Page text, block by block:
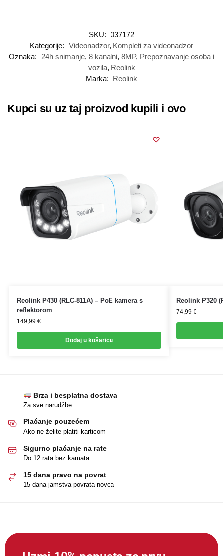
SKU: 037172
Kategorije: Videonadzor, Kompleti za videonadzor
Oznaka:
24h snimanje, 8 kanalni, 8MP, Prepoznavanje osoba i
vozila, Reolink
Marka:
Reolink
Kupci su uz taj proizvod kupili i ovo
Reolink P430 (RLC-811A) – PoE kamera s
reflektorom
149,99 €
Dodaj u košaricu
Reolink P320
74,99 €
Brza i besplatna dostava
Za sve narudžbe
Plaćanje pouzećem
Ako ne želite platiti karticom
Sigurno plaćanje na rate
Do 12 rata bez kamata
15 dana pravo na povrat
15 dana jamstva povrata novca